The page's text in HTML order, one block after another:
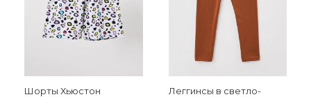
Шорты Хьюстон
Леггинсы в светло-